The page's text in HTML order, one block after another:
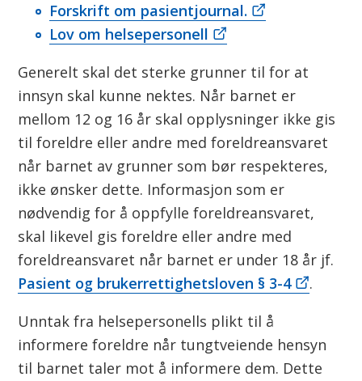
Forskrift om pasientjournal.
Lov om helsepersonell
Generelt skal det sterke grunner til for at
innsyn skal kunne nektes. Når barnet er
mellom 12 og 16 år skal opplysninger ikke gis
til foreldre eller andre med foreldreansvaret
når barnet av grunner som bør respekteres,
ikke ønsker dette. Informasjon som er
nødvendig for å oppfylle foreldreansvaret,
skal likevel gis foreldre eller andre med
foreldreansvaret når barnet er under 18 år jf.
Pasient og brukerrettighetsloven § 3-4
.
Unntak fra helsepersonells plikt til å
informere foreldre når tungtveiende hensyn
til barnet taler mot å informere dem. Dette